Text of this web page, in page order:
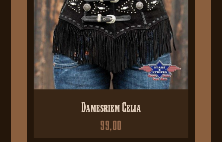
Damesriem Celia
99,00